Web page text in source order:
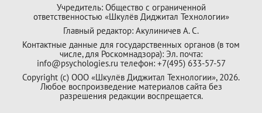
Учредитель: Общество с ограниченной
ответственностью «Шкулёв Диджитал Технологии»
Главный редактор: Акулиничев А. С.
Контактные данные для государственных органов (в том
числе, для Роскомнадзора): Эл. почта:
info@psychologies.ru телефон: +7(495) 633-57-57
Copyright (с) ООО «Шкулёв Диджитал Технологии», 2026.
Любое воспроизведение материалов сайта без
разрешения редакции воспрещается.